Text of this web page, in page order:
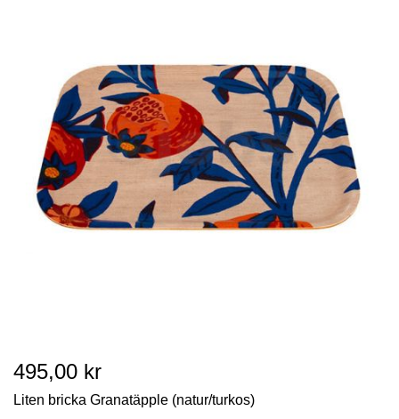
495,00 kr
Liten bricka Granatäpple (natur/turkos)